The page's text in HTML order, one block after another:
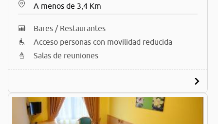
A menos de 3,4 Km
Bares / Restaurantes
Acceso personas con movilidad reducida
Salas de reuniones